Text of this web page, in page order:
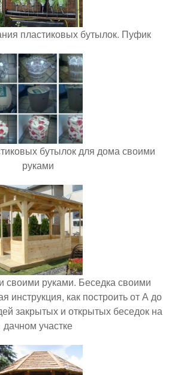
пластиковых бутылок. Пуфик
бутылок для дома своими
руками
своими руками. Беседка своими
инструкция, как построить от А до
закрытых и открытых беседок на
дачном участке